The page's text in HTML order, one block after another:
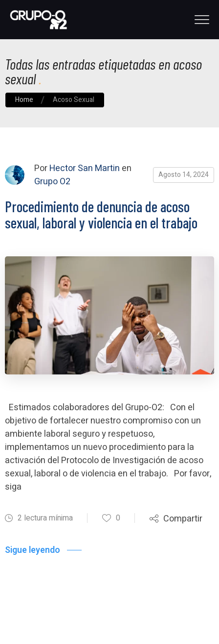
Todas las entradas etiquetadas en acoso
sexual
Home Acoso Sexual
PorHector San Martin en
Grupo O2
Agosto 14, 2024
Procedimiento de denuncia de acoso
sexual, laboral y violencia en el trabajo
Estimados colaboradores del Grupo-O2: Con el
objetivo de fortalecer nuestro compromiso con un
ambiente laboral seguro y respetuoso,
implementamos un nuevo procedimiento para la
activación del Protocolo de Investigación de acoso
sexual, laboral o de violencia en el trabajo. Por favor,
siga
2 lectura mínima 0 Compartir
Sigue leyendo